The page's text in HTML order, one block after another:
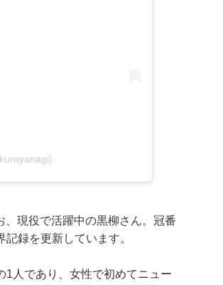
現役で活躍中の黒柳さん。冠番
録を更新しています。
1人であり、女性で初めてニュー